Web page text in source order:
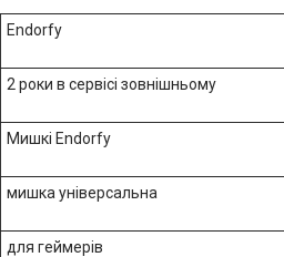
Endorfy
2 роки в сервісі зовнішньому
Мишкі Endorfy
мишка універсальна
для геймерів